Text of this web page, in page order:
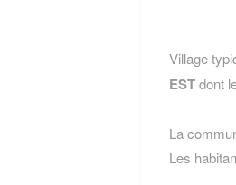
Village
ESTdont
La
Les